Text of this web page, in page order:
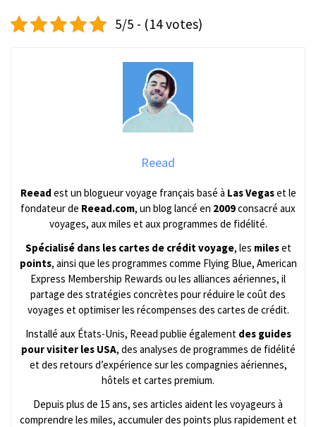
5/5 - (14 votes)
Reead
Reead est un blogueur voyage français basé à Las Vegaset le
fondateur de Reead.com, un blog lancé en 2009consacré aux
voyages, aux miles et aux programmes de fidélité.
Spécialisé dans les cartes de crédit voyage, les mileset
points, ainsi que les programmes comme Flying Blue, American
Express Membership Rewards ou les alliances aériennes, il
partage des stratégies concrètes pour réduire le coût des
voyages et optimiser les récompenses des cartes de crédit.
Installé aux États-Unis, Reead publie également des guides
pour visiter les USA, des analyses de programmes de fidélité
et des retours d’expérience sur les compagnies aériennes,
hôtels et cartes premium.
Depuis plus de 15 ans, ses articles aident les voyageurs à
comprendre les miles, accumuler des points plus rapidement et